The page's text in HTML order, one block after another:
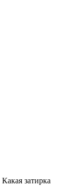
Какая затирка